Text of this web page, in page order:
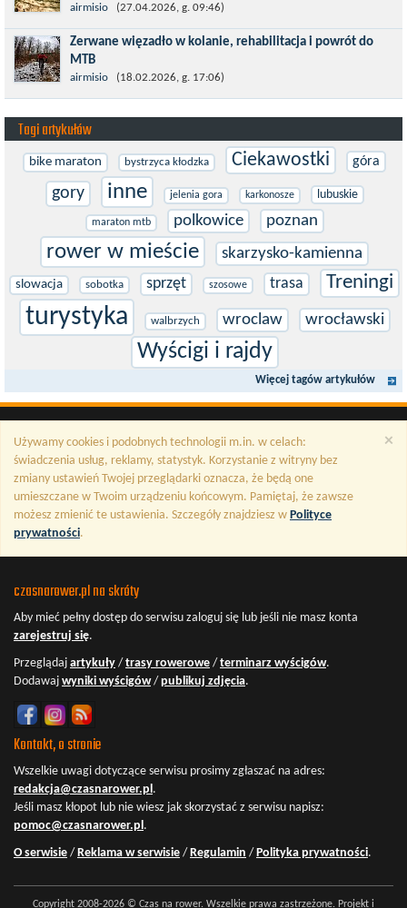
Prawdziwym testem po kontuzji kolana i uszkodzeniu więzadeł
jest powrót do sportowej rywalizacji. Podczas zawodów znikają
bariery,...
airmisio (27.04.2026, g. 09:46)
Zerwane więzadło w kolanie, rehabilitacja i powrót do
MTB
W sporcie nie ma kalkulacji, niezależnie od stopnia
zaawansowania. Trenujesz, startujesz w zawodach i chcesz po
prostu oddać się grze, dać z siebie...
airmisio (18.02.2026, g. 17:06)
Tagi artykułów
bike maraton bystrzyca kłodzka Ciekawostki góra
gory inne jelenia gora karkonosze lubuskie
maraton mtb polkowice poznan
rower w mieście skarzysko-kamienna
slowacja sobotka sprzęt szosowe trasa Treningi
turystyka walbrzych wroclaw wrocławski
Wyścigi i rajdy
Więcej tagów artykułów
×
Używamy cookies i podobnych technologii m.in. w celach:
świadczenia usług, reklamy, statystyk. Korzystanie z witryny bez
zmiany ustawień Twojej przeglądarki oznacza, że będą one
umieszczane w Twoim urządzeniu końcowym. Pamiętaj, że zawsze
możesz zmienić te ustawienia. Szczegóły znajdziesz w Polityce
prywatności.
czasnarower.pl na skróty
Aby mieć pełny dostęp do serwisu zaloguj się lub jeśli nie masz konta
zarejestruj się.
Przeglądaj artykuły / trasy rowerowe / terminarz wyścigów.
Dodawaj wyniki wyścigów/ publikuj zdjęcia.
Kontakt, o stronie
Wszelkie uwagi dotyczące serwisu prosimy zgłaszać na adres:
redakcja@czasnarower.pl.
Jeśli masz kłopot lub nie wiesz jak skorzystać z serwisu napisz:
pomoc@czasnarower.pl.
O serwisie / Reklama w serwisie / Regulamin / Polityka prywatności.
Copyright 2008-2026 © Czas na rower. Wszelkie prawa zastrzeżone. Projekt i